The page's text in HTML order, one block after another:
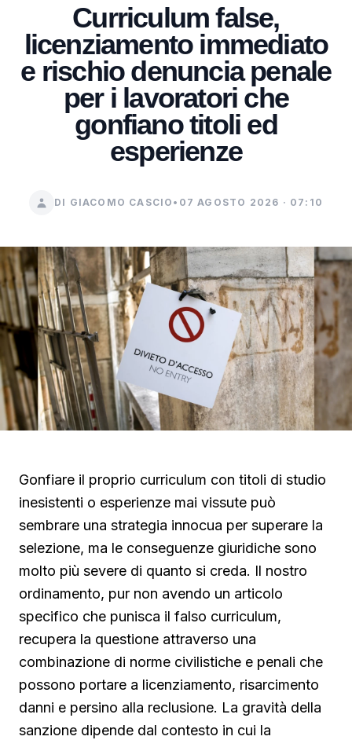
Curriculum false,
licenziamento immediato
e rischio denuncia penale
per i lavoratori che
gonfiano titoli ed
esperienze
DI GIACOMO CASCIO • 07 AGOSTO 2026 · 07:10
Gonfiare il proprio curriculum con titoli di studio
inesistenti o esperienze mai vissute può
sembrare una strategia innocua per superare la
selezione, ma le conseguenze giuridiche sono
molto più severe di quanto si creda. Il nostro
ordinamento, pur non avendo un articolo
specifico che punisca il falso curriculum,
recupera la questione attraverso una
combinazione di norme civilistiche e penali che
possono portare a licenziamento, risarcimento
danni e persino alla reclusione. La gravità della
sanzione dipende dal contesto in cui la